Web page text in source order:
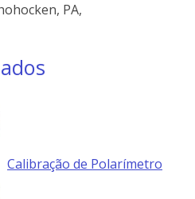
PA,
Calibração de Polarímetro